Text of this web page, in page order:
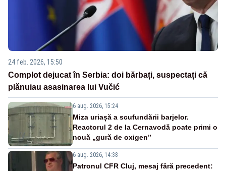
24 feb. 2026, 15:50
Complot dejucat în Serbia: doi bărbați, suspectați că
plănuiau asasinarea lui Vučić
6 aug. 2026, 15:24
Miza uriașă a scufundării barjelor.
Reactorul 2 de la Cernavodă poate primi o
nouă „gură de oxigen”
6 aug. 2026, 14:38
Patronul CFR Cluj, mesaj fără precedent: